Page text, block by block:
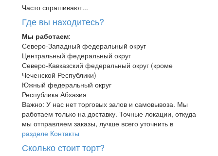
Часто спрашивают...
Где вы находитесь?
Мы работаем:
Северо-Западный федеральный округ
Центральный федеральный округ
Северо-Кавказский федеральный округ (кроме
Чеченской Республики)
Южный федеральный округ
Республика Абхазия
Важно: У нас нет торговых залов и самовывоза. Мы
работаем только на доставку. Точные локации, откуда
мы отправляем заказы, лучше всего уточнить в
разделе Контакты
Сколько стоит торт?